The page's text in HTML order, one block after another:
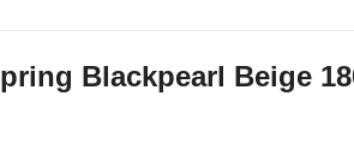
Blackpearl Beige